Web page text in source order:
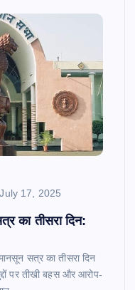
July 17, 2025
का तीसरा दिन:
सत्र का तीसरा दिन
पर तीखी बहस और आरोप-